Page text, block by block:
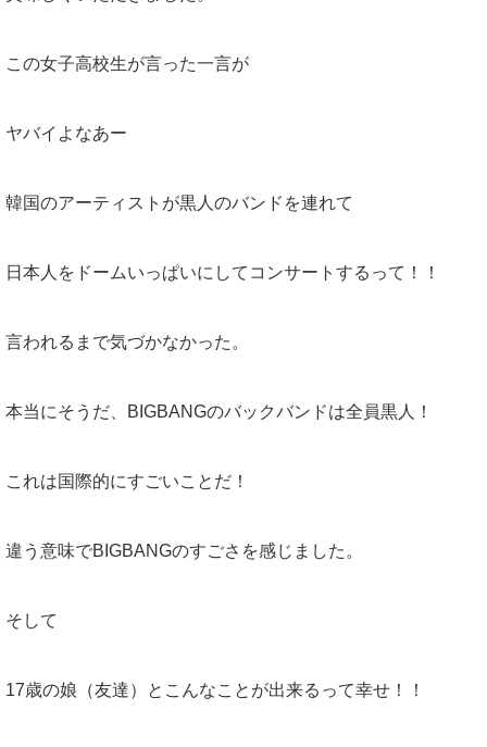
この女子高校生が言った一言が
ヤバイよなあー
韓国のアーティストが黒人のバンドを連れて
日本人をドームいっぱいにしてコンサートするって！！
言われるまで気づかなかった。
本当にそうだ、BIGBANGのバックバンドは全員黒人！
これは国際的にすごいことだ！
違う意味でBIGBANGのすごさを感じました。
そして
17歳の娘（友達）とこんなことが出来るって幸せ！！